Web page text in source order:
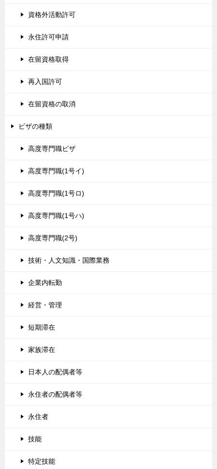
資格外活動許可
永住許可申請
在留資格取得
再入国許可
在留資格の取消
ビザの種類
高度専門職ビザ
高度専門職(1号イ)
高度専門職(1号ロ)
高度専門職(1号ハ)
高度専門職(2号)
技術・人文知識・国際業務
企業内転勤
経営・管理
短期滞在
家族滞在
日本人の配偶者等
永住者の配偶者等
永住者
技能
特定技能